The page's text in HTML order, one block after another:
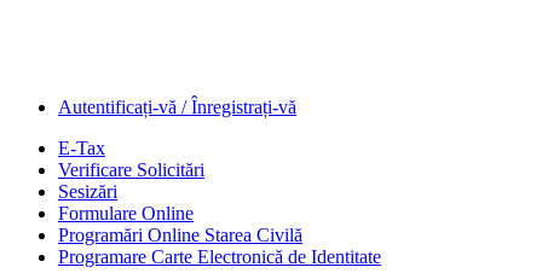
Autentificați-vă / Înregistrați-vă
E-Tax
Verificare Solicitări
Sesizări
Formulare Online
Programări Online Starea Civilă
Programare Carte Electronică de Identitate